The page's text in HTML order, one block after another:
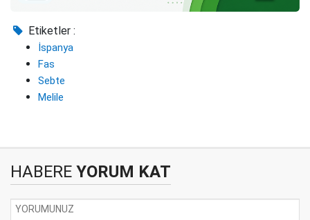
Etiketler :
İspanya
Fas
Sebte
Melile
HABERE YORUM KAT